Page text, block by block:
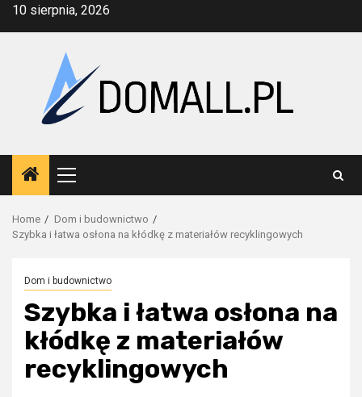
Skip10 sierpnia, 2026
Primary
Menu
Home
Dom i budownictwo
Szybka i łatwa osłona na kłódkę z materiałów recyklingowych
Dom i budownictwo
Szybka i łatwa osłona na
kłódkę z materiałów
recyklingowych